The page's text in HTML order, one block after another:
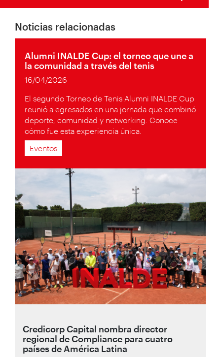
Noticias relacionadas
Alumni INALDE Cup: el torneo que une a
la comunidad a través del tenis
16/04/2026
El segundo Torneo de Tenis Alumni INALDE Cup
reunió a egresados en una jornada que combinó
deporte, comunidad y networking. Conoce
cómo fue esta experiencia única.
Eventos
Credicorp Capital nombra director
regional de Compliance para cuatro
países de América Latina